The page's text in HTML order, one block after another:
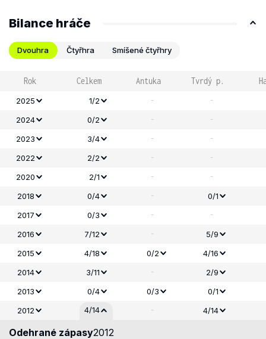
Bilance hráče
Dvouhra Čtyřhra Smíšené čtyřhry
Rok Celkem Antuka Tvrdý p.
2025 1/2 - -
2024 0/2 - -
2023 3/4 - -
2022 2/2 - -
2020 2/1 - -
2018 0/4 -
0/1
2017
0/3 - -
2016 7/12 -
5/9
2015
4/18 0/2
4/16
2014
3/11 -
2/9
2013
0/4 0/3
0/1
2012
4/14 - 4/14
Odehrané zápasy2012